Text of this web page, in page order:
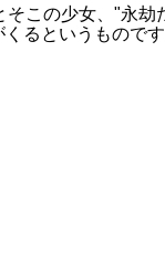
、"永劫た
うものです